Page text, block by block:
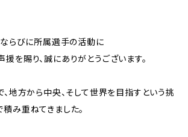
らびに所属選手の活動に
を賜り、誠にありがとうございます。
地方から中央、そして世界を目指すという挑
み重ねてきました。